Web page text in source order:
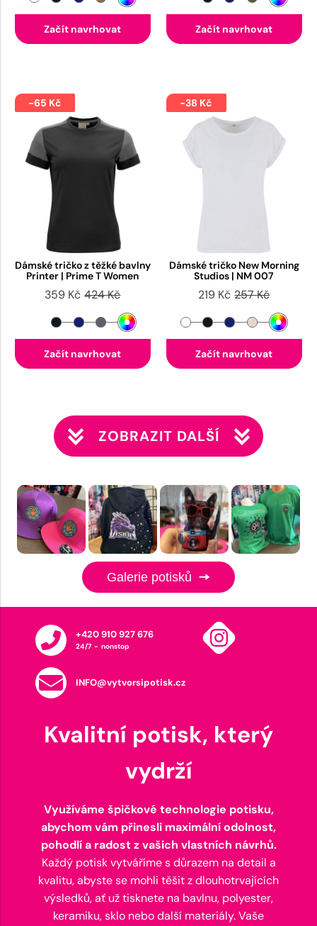
Začít navrhovat Začít navrhovat
-65 Kč
Dámské tričko z těžké bavlny
Printer | Prime T Women
359 Kč 424 Kč
Začít navrhovat
-38 Kč
Dámské tričko New Morning
Studios | NM 007
219 Kč 257 Kč
Začít navrhovat
ZOBRAZIT DALŠÍ
Galerie potisků
+420 910 927 676
24/7 - nonstop
INFO@vytvorsipotisk.cz
Kvalitní potisk, který
vydrží
Využíváme špičkové technologie potisku,
abychom vám přinesli maximální odolnost,
pohodlí a radost z vašich vlastních návrhů.
Každý potisk vytváříme s důrazem na detail a
kvalitu, abyste se mohli těšit z dlouhotrvajících
výsledků, ať už tisknete na bavlnu, polyester,
keramiku, sklo nebo další materiály. Vaše